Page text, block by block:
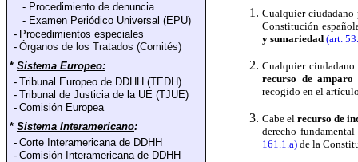
- Procedimiento de denuncia
- Examen Periódico Universal (EPU)
- Procedimientos especiales
- Órganos de los Tratados (Comités)
* Sistema Europeo:
- Tribunal Europeo de DDHH (TEDH)
- Tribunal de Justicia de la UE (TJUE)
- Comisión Europea
* Sistema Interamericano:
- Corte Interamericana de DDHH
- Comisión Interamericana de DDHH
Cualquier
Constitución
y sumariedad (art.
Cualquier
recurso de amparo
recogido en el
Cabe elrecurso de
derecho
161.1.a) de la